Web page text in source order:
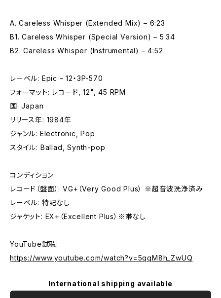
A. Careless Whisper (Extended Mix) – 6:23
B1. Careless Whisper (Special Version) – 5:34
B2. Careless Whisper (Instrumental) – 4:52
レーベル: Epic – 12・3P-570
フォーマット: レコード, 12", 45 RPM
国: Japan
リリース年: 1984年
ジャンル: Electronic, Pop
スタイル: Ballad, Synth-pop
コンディション
レコード（盤面）: VG+（Very Good Plus） ※超音波洗浄済み
レーベル: 特記なし
ジャケット: EX+（Excellent Plus）※帯なし
YouTube試聴:
https://www.youtube.com/watch?v=5qqM8h_ZwUQ
International shipping available